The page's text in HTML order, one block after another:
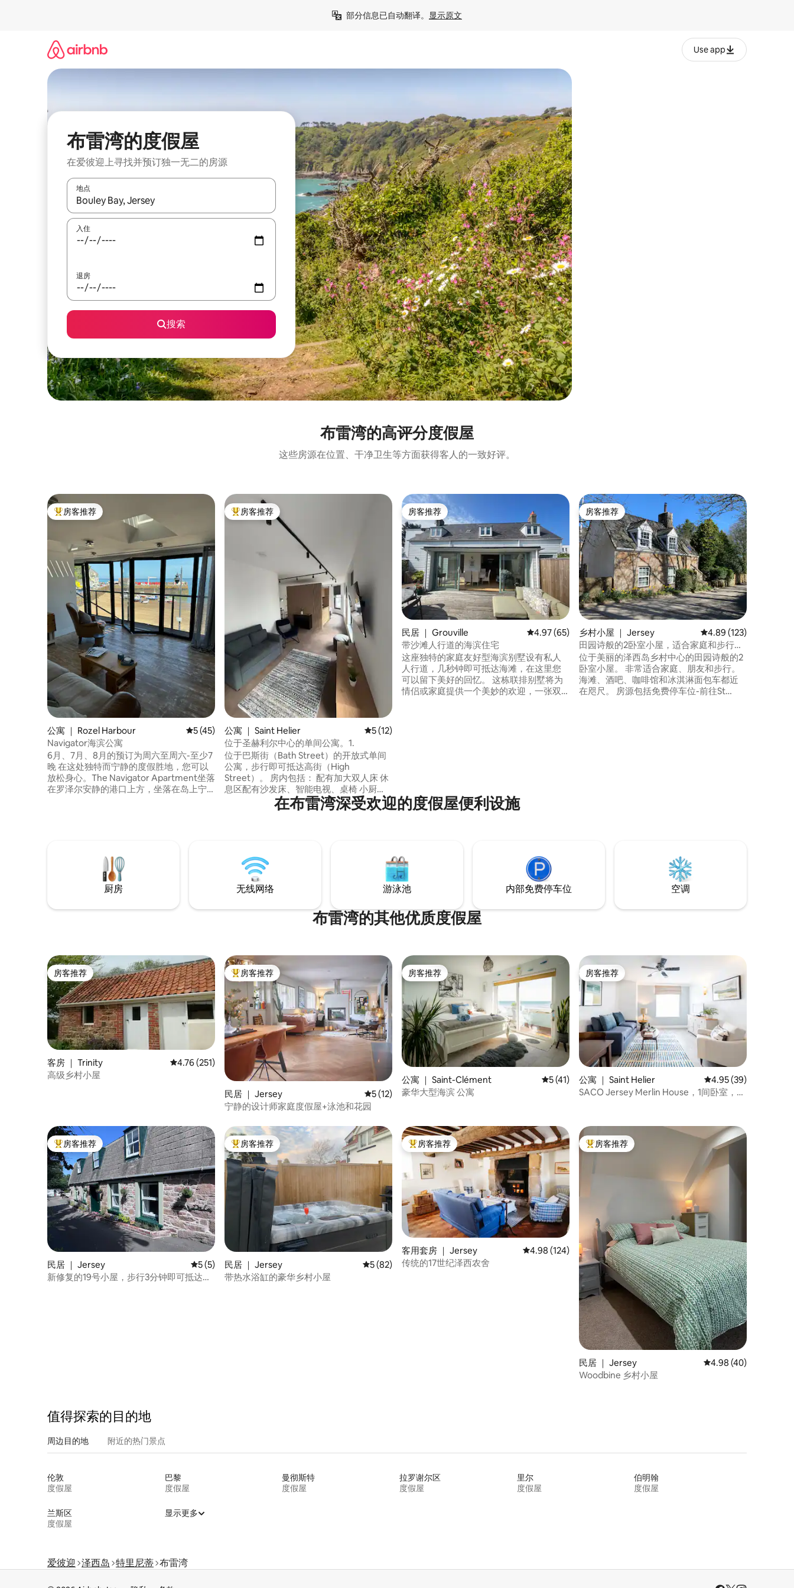
部分信息已自动翻译。 显示原文
Use app
布雷湾的度假屋
在爱彼迎上寻找并预订独一无二的房源
地点
如有搜索结果，请使用上下方向键查看，或通过点击或滑动手势浏览。
入住
退房
搜索
布雷湾的高评分度假屋
这些房源在位置、干净卫生等方面获得客人的一致好评。
热门「房客推荐」
房客推荐
公寓 ｜ Rozel Harbour 平均评分 5 分（满分 5 分），共 45 条评价
5 (45)
Navigator海滨公寓
6月、7月、8月的预订为周六至周六-至少7
晚 在这处独特而宁静的度假胜地，您可以
放松身心。The Navigator Apartment坐落
在罗泽尔安静的港口上方，坐落在岛上宁
Helier ）的每小时巴士服务
热门「房客推荐」
房客推荐
公寓 ｜ Saint Helier 平均评分 5 分（满分 5 分），共 12 条评价
5 (12)
位于圣赫利尔中心的单间公寓。1.
位于巴斯街（Bath Street）的开放式单间
公寓，步行即可抵达高街（High
Street）。 房内包括： 配有加大双人床 休
息区配有沙发床、智能电视、桌椅 小厨
房、冰箱、炉灶、水壶、微波炉和所有必
需品 步入淋浴间 行李和物品寄存处 这套公
附近也有洗衣店。
房客推荐
房客推荐
民居 ｜ Grouville 平均评分 4.97 分（满分 5 分），共 65 条评价
4.97 (65)
带沙滩人行道的海滨住宅
这座独特的家庭友好型海滨别墅设有私人
人行道，几秒钟即可抵达海滩，在这里您
可以留下美好的回忆。 这栋联排别墅将为
情侣或家庭提供一个美妙的欢迎，一张双
房客推荐
房客推荐
乡村小屋 ｜ Jersey 平均评分 4.89 分（满
4.89 (123)
田园诗般的2卧室小屋，适合家庭和步行者
入住
位于美丽的泽西岛乡村中心的田园诗般的2
卧室小屋。 非常适合家庭、朋友和步行。
海滩、酒吧、咖啡馆和冰淇淋面包车都近
在咫尺。 房源包括免费停车位-前往St
在布雷湾深受欢迎的度假屋便利设施
厨房 无线网络 游泳池 内部免费停车位 空调
布雷湾的其他优质度假屋
房客推荐
房客推荐
客房 ｜ Trinity 平均评分 4.76 分（满分 5 分），共 251 条评价
4.76 (251)
高级乡村小屋
热门「房客推荐」
房客推荐
民居 ｜ Jersey 平均评分 5 分（满分 5 分），共 12 条评价
5 (12)
宁静的设计师家庭度假屋+泳池和花园
房客推荐
房客推荐
公寓 ｜ Saint-Clément 平均评分 5 分（满分 5 分），共 41 条评价
5 (41)
豪华大型海滨 公寓
房客推荐
房客推荐
公寓 ｜ Saint Helier 平均评分 4.95 分（满
4.95 (39)
SACO Jersey Merlin House，1间卧室，配
热门「房客推荐」
房客推荐
民居 ｜ Jersey 平均评分 5 分（满分 5 分），共 5 条评价
5 (5)
新修复的19号小屋，步行3分钟即可抵达海
热门「房客推荐」
房客推荐
民居 ｜ Jersey 平均评分 5 分（满分 5 分），共 82 条评价
5 (82)
带热水浴缸的豪华乡村小屋
热门「房客推荐」
房客推荐
客用套房 ｜ Jersey 平均评分 4.98 分（满分 5 分），共 124 条评价
4.98 (124)
传统的17世纪泽西农舍
热门「房客推荐」
房客推荐
民居 ｜ Jersey 平均评分 4.98 分（满
4.98 (40)
Woodbine 乡村小屋
值得探索的目的地
周边目的地 附近的热门景点
伦敦
度假屋
巴黎
度假屋
曼彻斯特
度假屋
拉罗谢尔区
度假屋
里尔
度假屋
伯明翰
度假屋
兰斯区
度假屋
显示更多
爱彼迎 泽西岛 特里尼蒂 布雷湾